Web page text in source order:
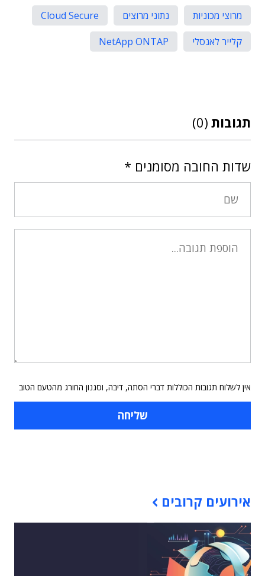
מרוצי מכוניות
נתוני מרוצים
Cloud Secure
קלייר לאנסלי
NetApp ONTAP
תגובות (0)
שדות החובה מסומנים *
אין לשלוח תגובות הכוללות דברי הסתה, דיבה, וסגנון החורג מהטעם הטוב
אירועים קרובים